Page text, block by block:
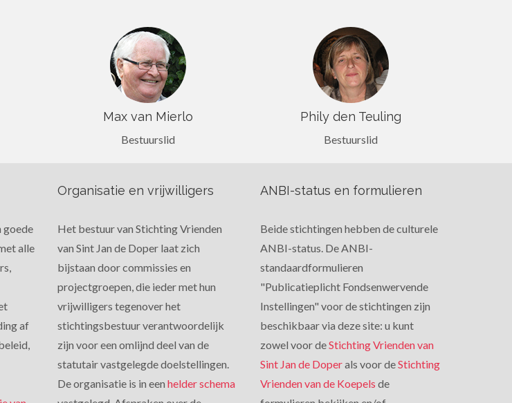
Max van Mierlo
Bestuurslid
Phily den Teuling
Bestuurslid
goede
alle
af
Organisatie en vrijwilligers
Het bestuur van Stichting Vrienden
van Sint Jan de Doper laat zich
bijstaan door commissies en
projectgroepen, die ieder met hun
vrijwilligers tegenover het
stichtingsbestuur verantwoordelijk
zijn voor een omlijnd deel van de
statutair vastgelegde doelstellingen.
De organisatie is in een helder schema
ANBI-status en formulieren
Beide stichtingen hebben de culturele
ANBI-status. De ANBI-
standaardformulieren
"Publicatieplicht Fondsenwervende
Instellingen" voor de stichtingen zijn
beschikbaar via deze site: u kunt
zowel voor deStichting Vrienden van
Sint Jan de Doperals voor deStichting
Vrienden van de Koepels de